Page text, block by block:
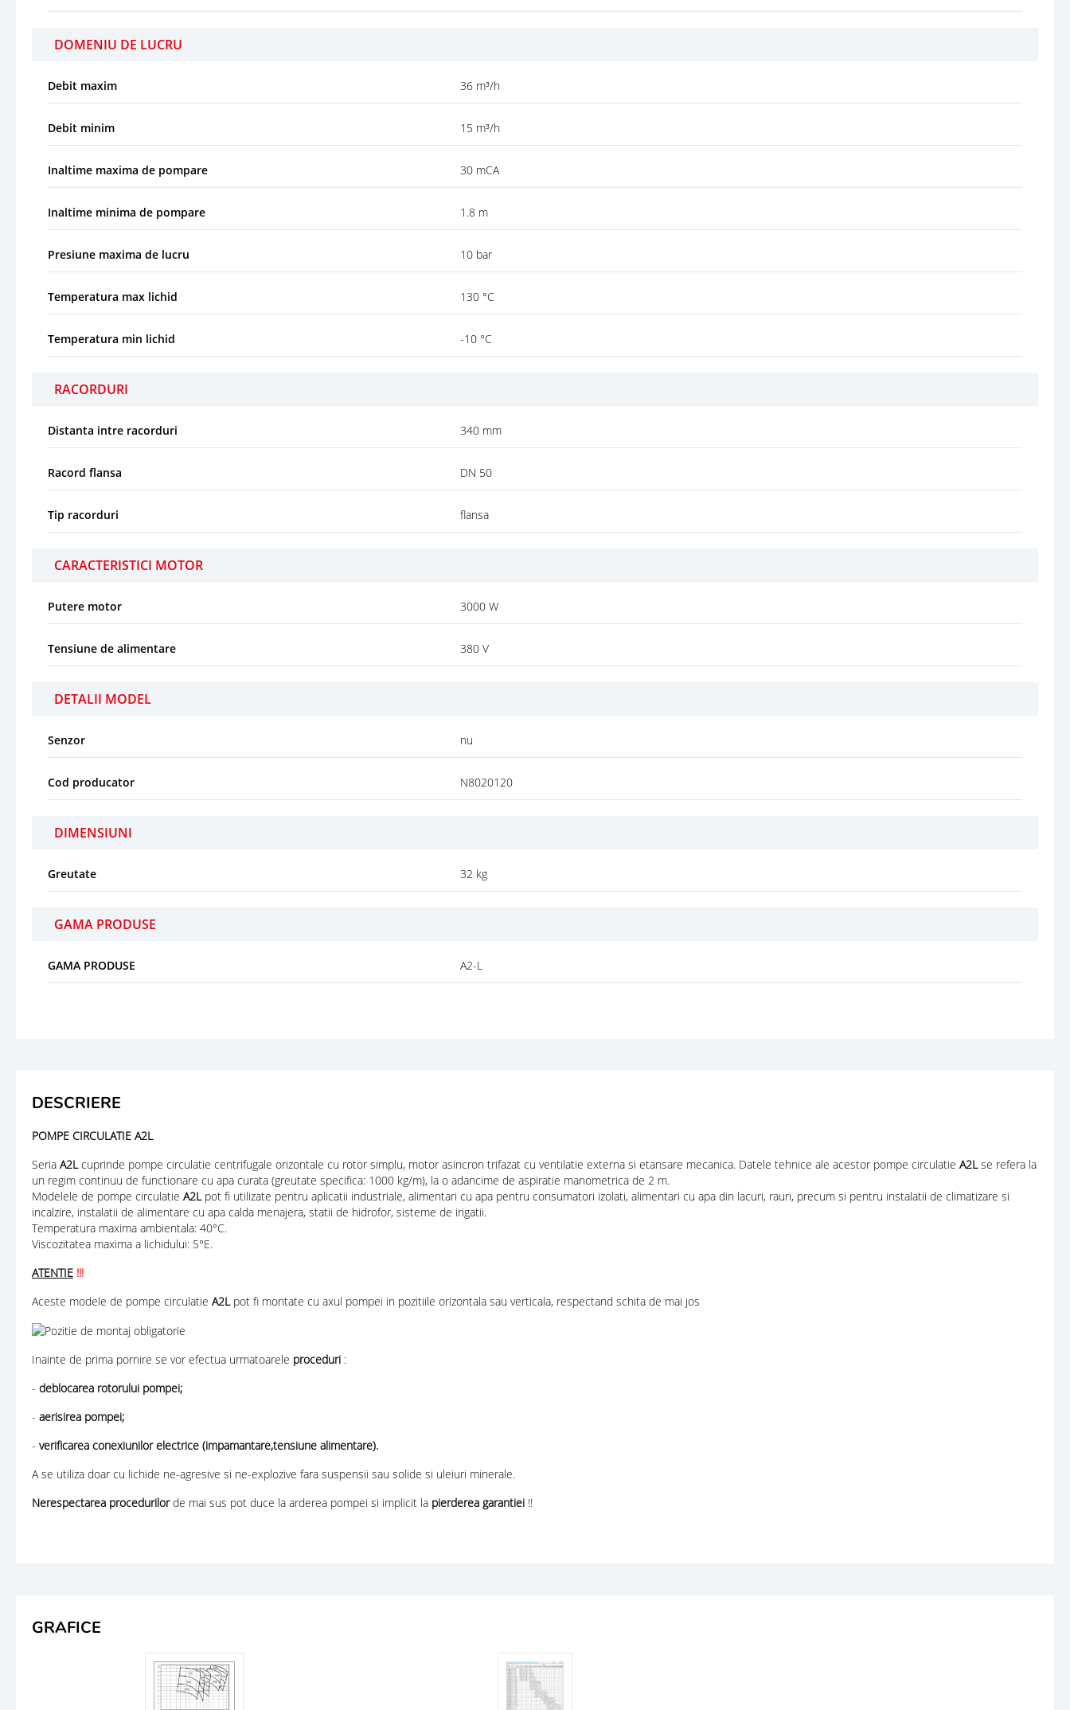
DOMENIU DE LUCRU
Debit maxim 36 m³/h
Debit minim 15 m³/h
Inaltime maxima de pompare 30 mCA
Inaltime minima de pompare 1.8 m
Presiune maxima de lucru 10 bar
Temperatura max lichid 130 °C
Temperatura min lichid -10 °C
RACORDURI
Distanta intre racorduri 340 mm
Racord flansa DN 50
Tip racorduri flansa
CARACTERISTICI MOTOR
Putere motor 3000 W
Tensiune de alimentare 380 V
DETALII MODEL
Senzor nu
Cod producator N8020120
DIMENSIUNI
Greutate 32 kg
GAMA PRODUSE
GAMA PRODUSE A2-L
DESCRIERE
POMPE CIRCULATIE A2L
Seria A2Lcuprinde pompe circulatie centrifugale orizontale cu rotor simplu, motor asincron trifazat cu ventilatie externa si etansare mecanica. Datele tehnice ale acestor pompe circulatie A2Lse refera la
un regim continuu de functionare cu apa curata (greutate specifica: 1000 kg/m), la o adancime de aspiratie manometrica de 2 m.
Modelele de pompe circulatie A2L pot fi utilizate pentru aplicatii industriale, alimentari cu apa pentru consumatori izolati, alimentari cu apa din lacuri, rauri, precum si pentru instalatii de climatizare si
incalzire, instalatii de alimentare cu apa calda menajera, statii de hidrofor, sisteme de irigatii.
Temperatura maxima ambientala: 40°C.
Viscozitatea maxima a lichidului: 5°E.
ATENTIE !!!
Aceste modele de pompe circulatie A2L pot fi montate cu axul pompei in pozitiile orizontala sau verticala, respectand schita de mai jos
Inainte de prima pornire se vor efectua urmatoarele proceduri :
- deblocarea rotorului pompei;
- aerisirea pompei;
- verificarea conexiunilor electrice (impamantare,tensiune alimentare).
A se utiliza doar cu lichide ne-agresive si ne-explozive fara suspensii sau solide si uleiuri minerale.
Nerespectarea procedurilorde mai sus pot duce la arderea pompei si implicit la pierderea garantiei !!
GRAFICE